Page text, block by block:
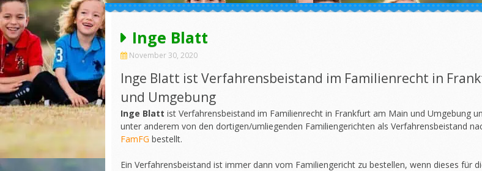
Unterstützen Sie
Datenschutzerklärung
Inge Blatt
November 30, 2020
Inge Blatt ist Verfahrensbeistand im Familienrecht in
und Umgebung
Inge Blatt ist Verfahrensbeistand im Familienrecht in Frankfurt am Main und Umgebung
unter anderem von den dortigen/umliegenden Familiengerichten als Verfahrensbeistand
FamFG bestellt.
Ein Verfahrensbeistand ist immer dann vom Familiengericht zu bestellen, wenn dieses für